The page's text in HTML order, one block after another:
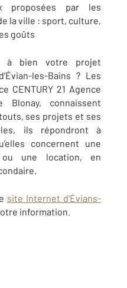
par les
la ville : sport, culture,
goûts
à bien votre projet
les-Bains ? Les
CENTURY 21 Agence
connaissent
ses projets et ses
les, ils répondront à
concernent une
une location, en
site Internet d'Évians-
information.